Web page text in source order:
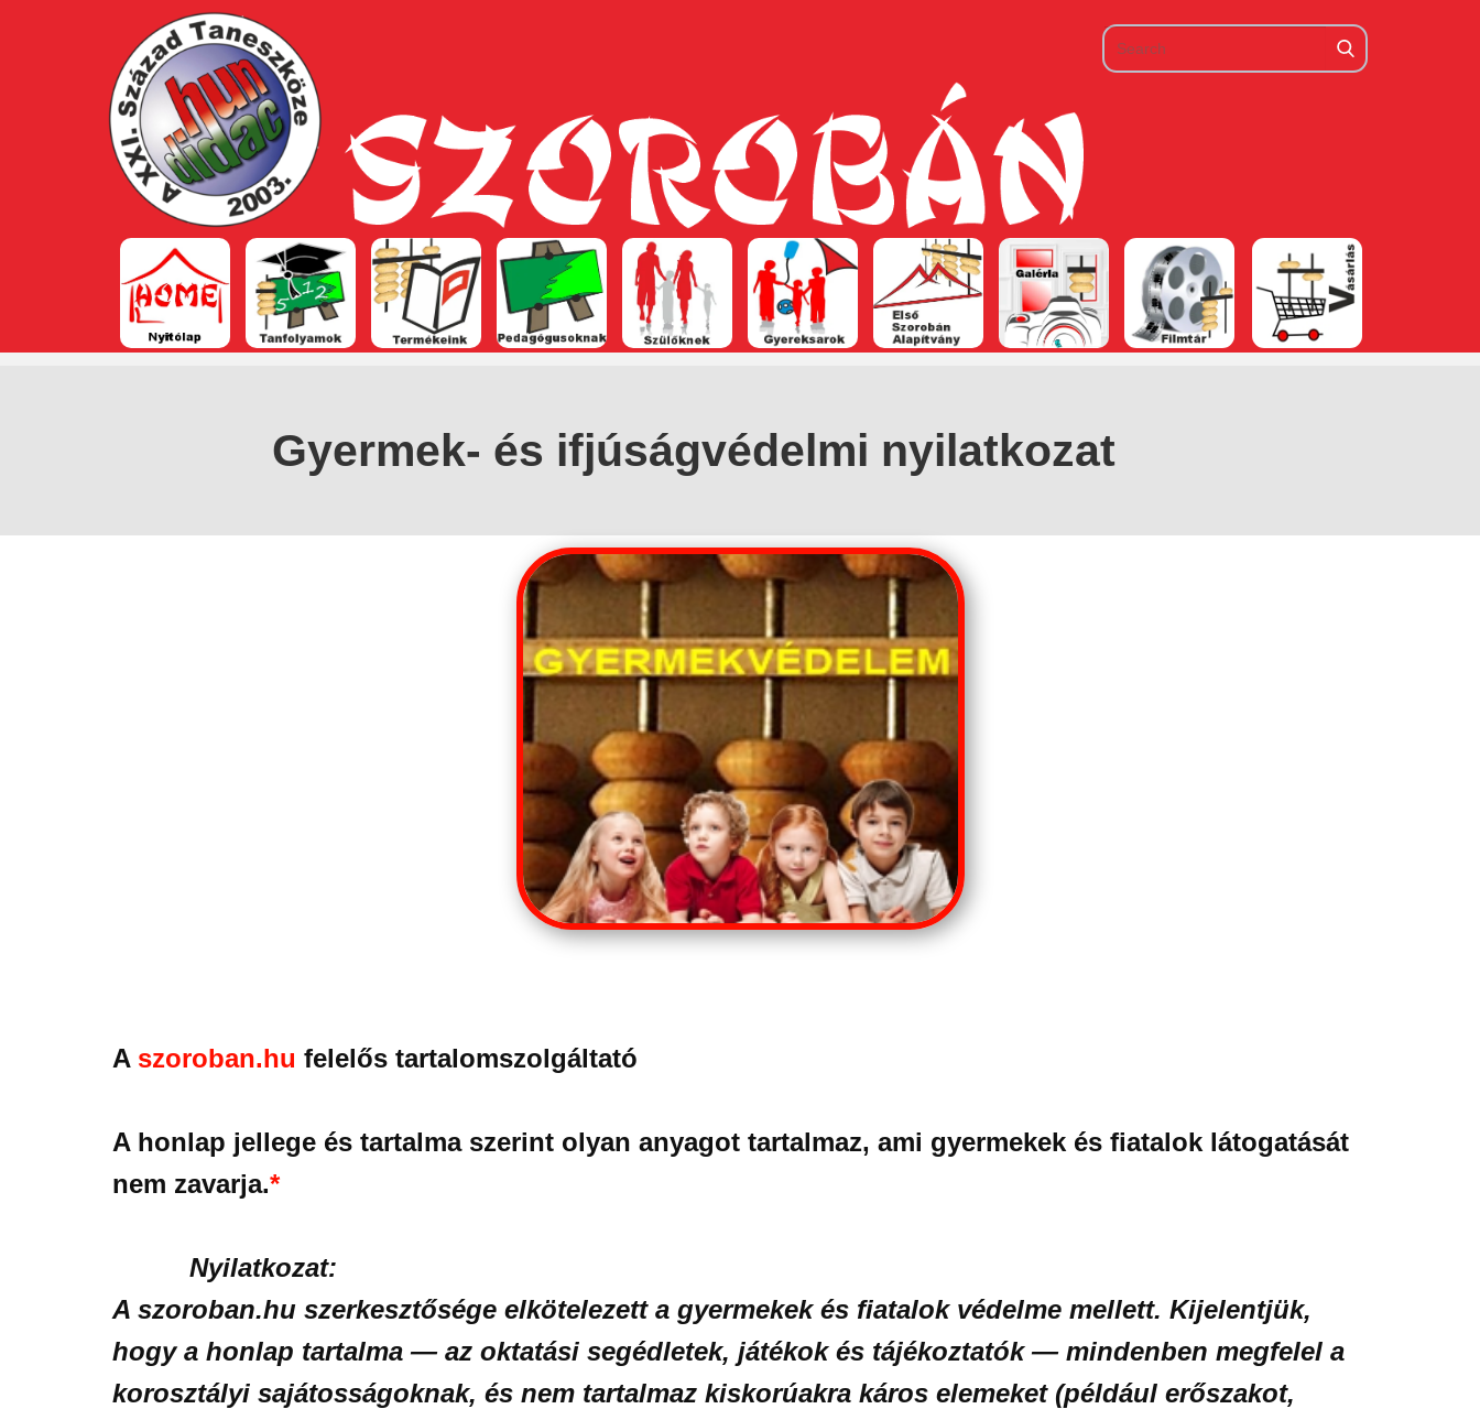
Gyermek- és ifjúságvédelmi nyilatkozat
A szoroban.hu felelős tartalomszolgáltató
A honlap jellege és tartalma szerint olyan anyagot tartalmaz, ami gyermekek és fiatalok látogatását
nem zavarja.*
Nyilatkozat:
A szoroban.hu szerkesztősége elkötelezett a gyermekek és fiatalok védelme mellett. Kijelentjük,
hogy a honlap tartalma — az oktatási segédletek, játékok és tájékoztatók — mindenben megfelel a
korosztályi sajátosságoknak, és nem tartalmaz kiskorúakra káros elemeket (például erőszakot,